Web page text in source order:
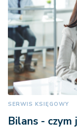
SERWIS KSIĘGOWY
Bilans - czym